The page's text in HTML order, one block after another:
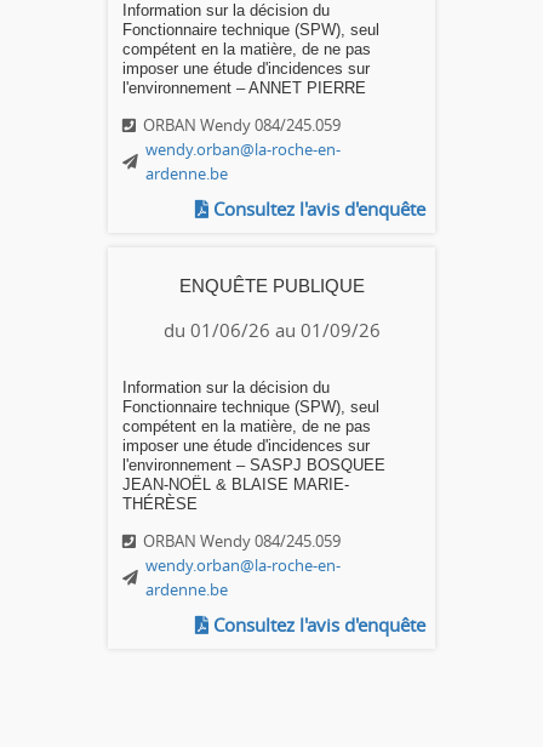
Information sur la décision du
Fonctionnaire technique (SPW), seul
compétent en la matière, de ne pas
imposer une étude d'incidences sur
l'environnement – ANNET PIERRE
ORBAN Wendy 084/245.059
wendy.orban@la-roche-en-
ardenne.be
Consultez l'avis d'enquête
ENQUÊTE PUBLIQUE
du 01/06/26 au 01/09/26
Information sur la décision du
Fonctionnaire technique (SPW), seul
compétent en la matière, de ne pas
imposer une étude d'incidences sur
l'environnement – SASPJ BOSQUEE
JEAN-NOËL & BLAISE MARIE-
THÉRÈSE
ORBAN Wendy 084/245.059
wendy.orban@la-roche-en-
ardenne.be
Consultez l'avis d'enquête